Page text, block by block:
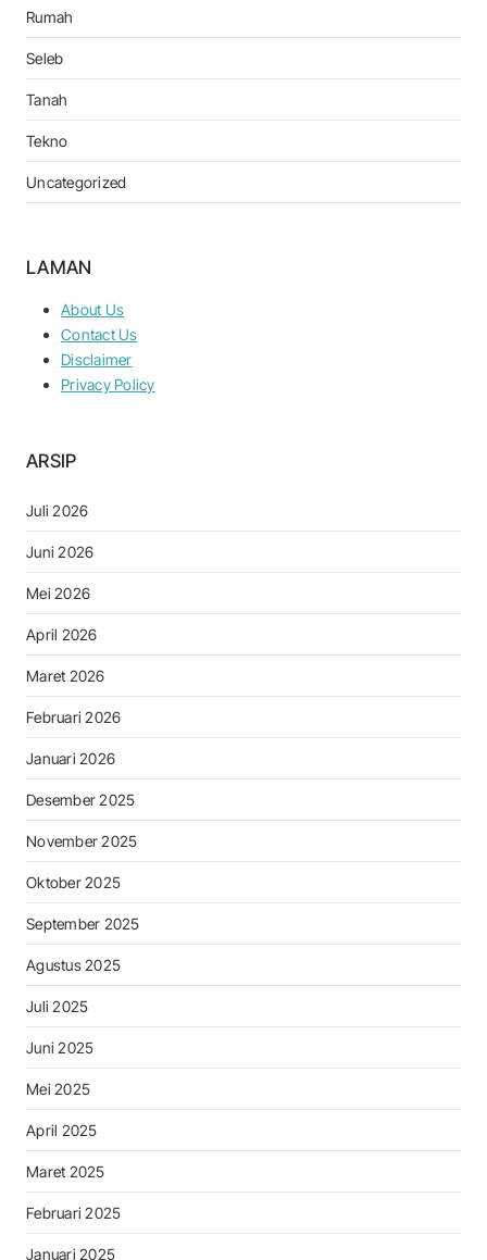
Rumah
Seleb
Tanah
Tekno
Uncategorized
LAMAN
About Us
Contact Us
Disclaimer
Privacy Policy
ARSIP
Juli 2026
Juni 2026
Mei 2026
April 2026
Maret 2026
Februari 2026
Januari 2026
Desember 2025
November 2025
Oktober 2025
September 2025
Agustus 2025
Juli 2025
Juni 2025
Mei 2025
April 2025
Maret 2025
Februari 2025
Januari 2025